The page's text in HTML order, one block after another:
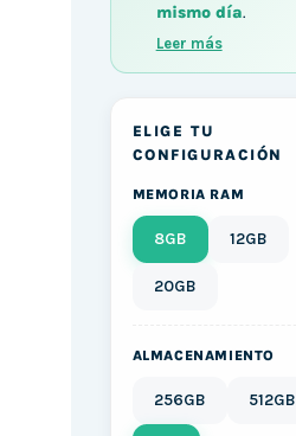
mismo día.
Leer más
ELIGE TU
CONFIGURACIÓN
MEMORIA RAM
8GB 12GB
20GB
ALMACENAMIENTO
256GB 512GB